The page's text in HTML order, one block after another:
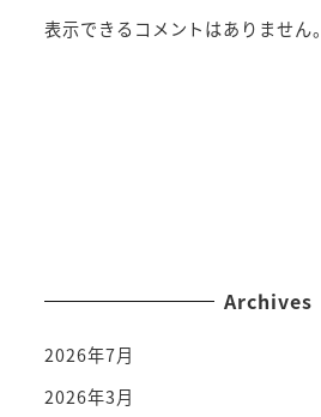
表示できるコメントはありません。
Archives
2026年7月
2026年3月